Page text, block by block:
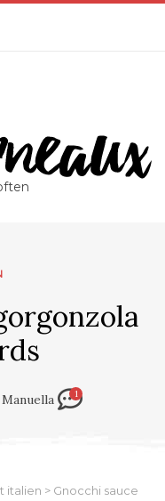
Manuella 1
italien > Gnocchi sauce